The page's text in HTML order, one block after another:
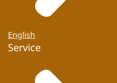
English
Service